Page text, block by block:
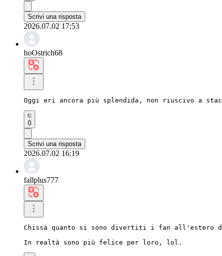
Scrivi una risposta
2026.07.02 17:53
hoOstrich68
Oggi eri ancora più splendida, non riuscivo a
0
Scrivi una risposta
2026.07.02 16:19
fallplus777
Chissà quanto si sono divertiti i fan all'estero
In realtà sono più felice per loro, lol.